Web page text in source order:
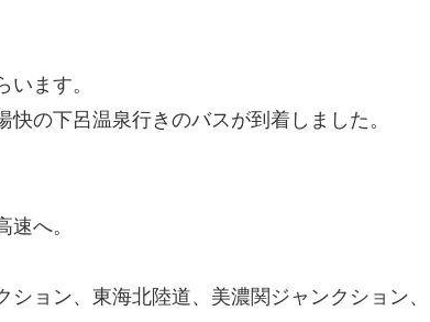
ます。
の下呂温泉行きのバスが到着しました。
へ。
ョン、東海北陸道、美濃関ジャンクション、